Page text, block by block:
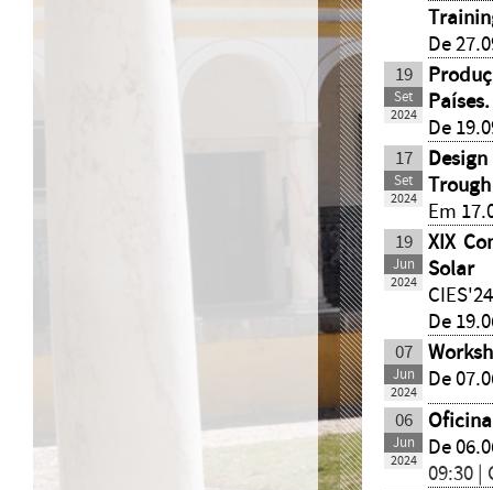
De
19
Set
2024
De
17
Set
2024
Em
19
Jun
2024
XIX
Solar
CIES'24
De
07
Jun
2024
De
06
Jun
2024
De
09:30 |